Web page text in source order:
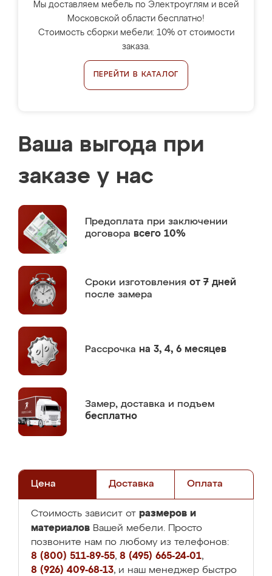
Мы доставляем мебель по Электроуглям и всей
Московской области бесплатно!
Стоимость сборки мебели: 10% от стоимости
заказа.
ПЕРЕЙТИ В КАТАЛОГ
Ваша выгода при
заказе у нас
Предоплата при заключении
договора всего 10%
Сроки изготовления от 7 дней
после замера
Рассрочка на 3, 4, 6 месяцев
Замер, доставка и подъем
бесплатно
Цена Доставка Оплата
Стоимость зависит от размеров и
материалов Вашей мебели. Просто
позвоните нам по любому из телефонов:
8 (800) 511-89-55, 8 (495) 665-24-01,
8 (926) 409-68-13, и наш менеджер быстро